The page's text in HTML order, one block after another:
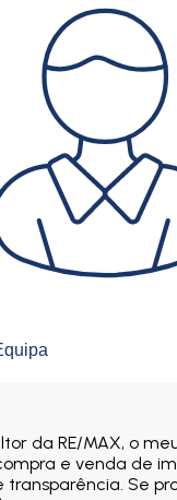
da RE/MAX, o
e venda de
Se